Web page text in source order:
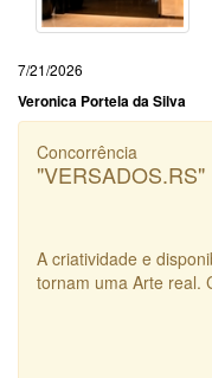
7/21/2026
Veronica Portela da Silva
Concorrência
"VERSADOS.RS"
A criatividade e
tornam uma Arte real.